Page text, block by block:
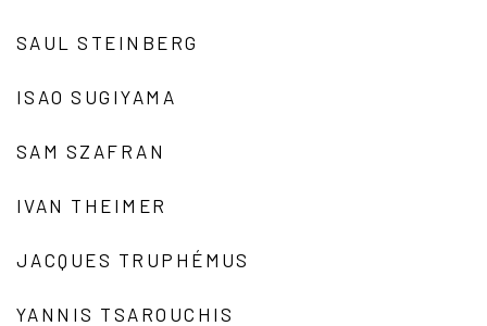
SAUL STEINBERG
ISAO SUGIYAMA
SAM SZAFRAN
IVAN THEIMER
JACQUES TRUPHÉMUS
YANNIS TSAROUCHIS